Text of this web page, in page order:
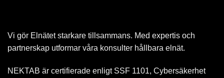
Vi gör Elnätet starkare tillsammans. Med expertis och
partnerskap utformar våra konsulter hållbara elnät.
NEKTAB är certifierade enligt SSF 1101, Cybersäkerhet